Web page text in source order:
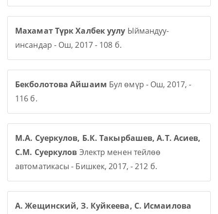
Махамат Түрк Халбек уулу Ыймандуу-
инсандар - Ош, 2017 - 108 б.
Бекболотова Айшаим Бул өмүр - Ош, 2017, -
116 б.
М.А. Суеркулов, Б.К. Такырбашев, А.Т. Асиев,
С.М. Суеркулов Электр менен тейлөө
автоматикасы - Бишкек, 2017, - 212 б.
А. Жещинский, З. Куйкеева, С. Исмаилова